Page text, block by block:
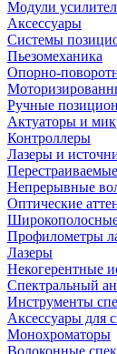
Модули
Аксессуары
Системы
Пьезомеханика
Опорно-
Ручные
Актуаторы и
Контроллеры
Лазеры и
Непрерывные
Оптические
Профилометры
Лазеры
Некогерентные
Спектральный
Инструменты
Аксессуары для
Монохроматоры
Волоконные